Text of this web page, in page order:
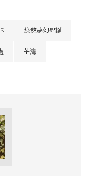
綠悠夢幻聖誕
荃灣